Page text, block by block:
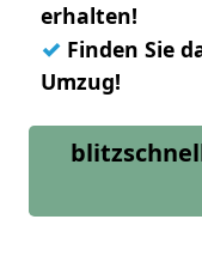
erhalten!
✓ Finden Sie
Umzug!